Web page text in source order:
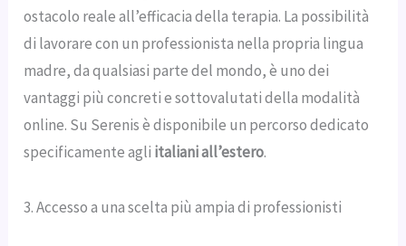
ostacolo reale all’efficacia della terapia. La possibilità
di lavorare con un professionista nella propria lingua
madre, da qualsiasi parte del mondo, è uno dei
vantaggi più concreti e sottovalutati della modalità
online. Su Serenis è disponibile un percorso dedicato
specificamente agli italiani all’estero.
3. Accesso a una scelta più ampia di professionisti